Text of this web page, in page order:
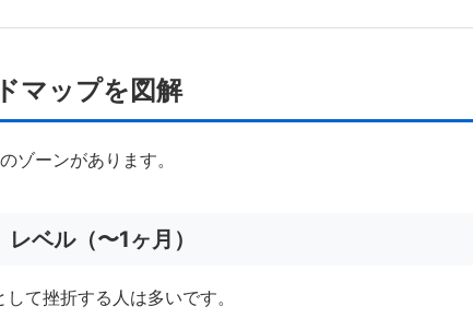
マップを図解
ゾーンがあります。
ベル（〜1ヶ月）
て挫折する人は多いです。